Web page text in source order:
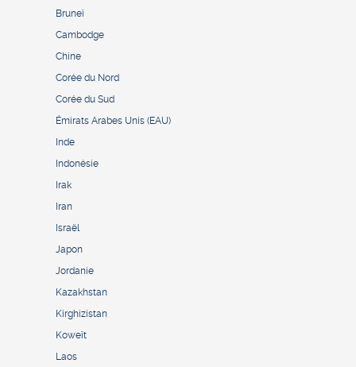
Brunei
Cambodge
Chine
Corée du Nord
Corée du Sud
Émirats Arabes Unis (EAU)
Inde
Indonésie
Irak
Iran
Israël
Japon
Jordanie
Kazakhstan
Kirghizistan
Koweït
Laos